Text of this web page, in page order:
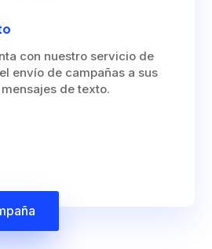
con nuestro servicio de
envío de campañas a sus
de texto.